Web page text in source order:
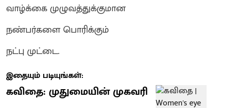
வாழ்க்கை முழுவத்துக்குமான
நண்பர்களை பொரிக்கும்
நட்பு முட்டை.
இதையும் படியுங்கள்:
கவிதை: முதுமையின் முகவரி